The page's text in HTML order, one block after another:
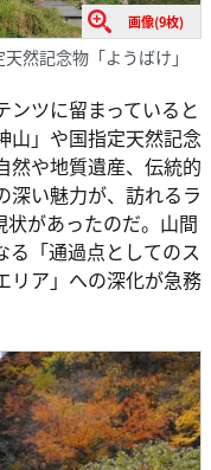
画像(9枚)
然記念物「ようばけ」
ンツに留まっていると
山」や国指定天然記念
然や地質遺産、伝統的
深い魅力が、訪れるラ
状があったのだ。山間
る「通過点としてのス
リア」への深化が急務